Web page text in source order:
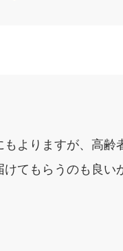
よりますが、高齢
てもらうのも良い